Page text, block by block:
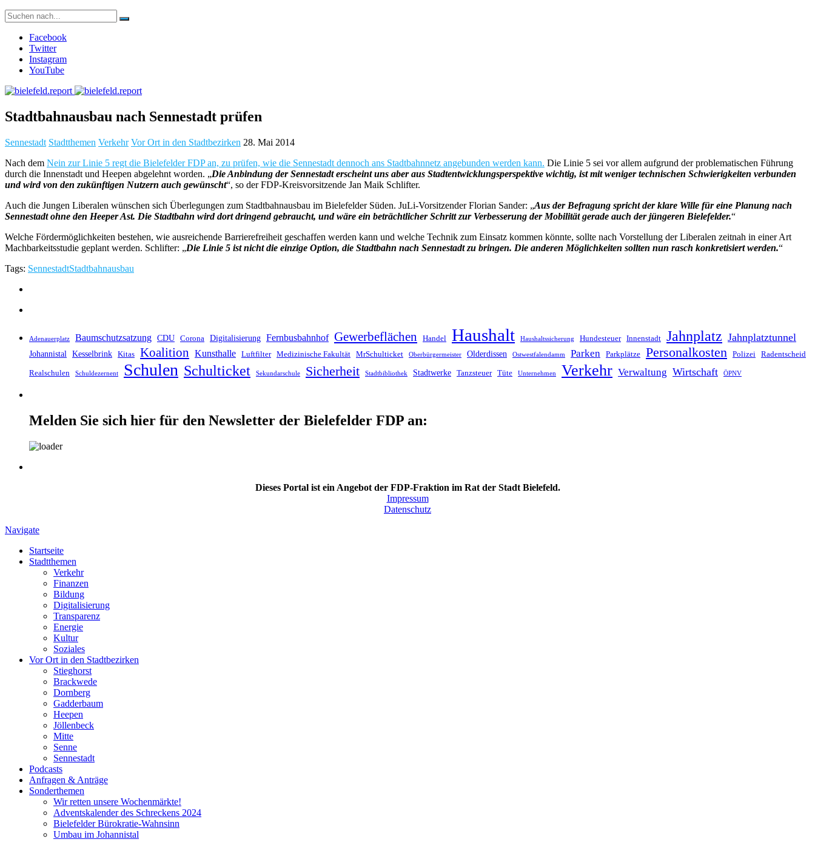
Suche
nach:
Facebook
Twitter
Instagram
YouTube
Stadtbahnausbau nach Sennestadt prüfen
Sennestadt Stadtthemen Verkehr Vor Ort in den Stadtbezirken 28. Mai 2014
Nach dem Nein zur Linie 5 regt die Bielefelder FDP an, zu prüfen, wie die Sennestadt dennoch ans Stadtbahnnetz angebunden werden kann. Die Linie 5 sei vor allem aufgrund der problematischen Führung
durch die Innenstadt und Heepen abgelehnt worden. „Die Anbindung der Sennestadt erscheint uns aber aus Stadtentwicklungsperspektive wichtig, ist mit weniger technischen Schwierigkeiten verbunden
und wird von den zukünftigen Nutzern auch gewünscht“, so der FDP-Kreisvorsitzende Jan Maik Schlifter.
Auch die Jungen Liberalen wünschen sich Überlegungen zum Stadtbahnausbau im Bielefelder Süden. JuLi-Vorsitzender Florian Sander: „Aus der Befragung spricht der klare Wille für eine Planung nach
Sennestadt ohne den Heeper Ast. Die Stadtbahn wird dort dringend gebraucht, und wäre ein beträchtlicher Schritt zur Verbesserung der Mobilität gerade auch der jüngeren Bielefelder.“
Welche Fördermöglichkeiten bestehen, wie ausreichende Barrierefreiheit geschaffen werden kann und welche Technik zum Einsatz kommen könnte, sollte nach Vorstellung der Liberalen zeitnah in einer Art
Machbarkeitsstudie geplant werden. Schlifter: „Die Linie 5 ist nicht die einzige Option, die Stadtbahn nach Sennestadt zu bringen. Die anderen Möglichkeiten sollten nun rasch konkretisiert werden.“
Tags: SennestadtStadtbahnausbau
Adenauerplatz Baumschutzsatzung CDU Corona Digitalisierung Fernbusbahnhof Gewerbeflächen Handel Haushalt Haushaltssicherung Hundesteuer Innenstadt Jahnplatz Jahnplatztunnel
Johannistal Kesselbrink Kitas Koalition Kunsthalle Luftfilter Medizinische Fakultät MrSchulticket Oberbürgermeister Olderdissen Ostwestfalendamm Parken Parkplätze Personalkosten Polizei Radentscheid
Realschulen Schuldezernent Schulen Schulticket Sekundarschule Sicherheit Stadtbibliothek Stadtwerke Tanzsteuer Tüte Unternehmen Verkehr Verwaltung Wirtschaft ÖPNV
Melden Sie sich hier für den Newsletter der Bielefelder FDP an:
Dieses Portal ist ein Angebot der FDP-Fraktion im Rat der Stadt Bielefeld.
Impressum
Datenschutz
Navigate
Startseite
Stadtthemen
Verkehr
Finanzen
Bildung
Digitalisierung
Transparenz
Energie
Kultur
Soziales
Vor Ort in den Stadtbezirken
Stieghorst
Brackwede
Dornberg
Gadderbaum
Heepen
Jöllenbeck
Mitte
Senne
Sennestadt
Podcasts
Anfragen & Anträge
Sonderthemen
Wir retten unsere Wochenmärkte!
Adventskalender des Schreckens 2024
Bielefelder Bürokratie-Wahnsinn
Umbau im Johannistal